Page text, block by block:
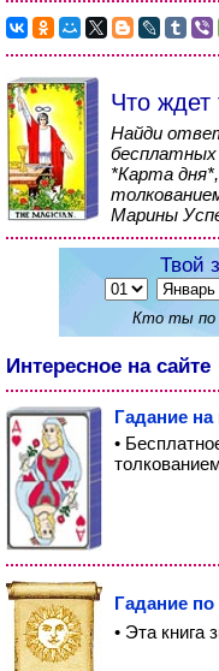
Что ждет
Найди
бесплатных
*Карта
Марины
Твой
Кто ты по
Интересное на сайте
Гадание на
•
Гадание
• Эта книга